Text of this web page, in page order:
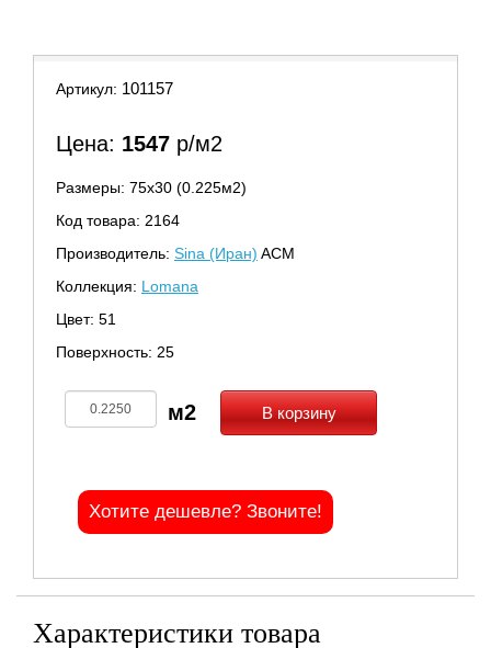
Артикул: 101157
Цена: 1547 р/м2
Размеры: 75х30 (0.225м2)
Код товара: 2164
Производитель: Sina (Иран) ACM
Коллекция: Lomana
Цвет: 51
Поверхность: 25
В корзину
Хотите дешевле? Звоните!
Характеристики товара